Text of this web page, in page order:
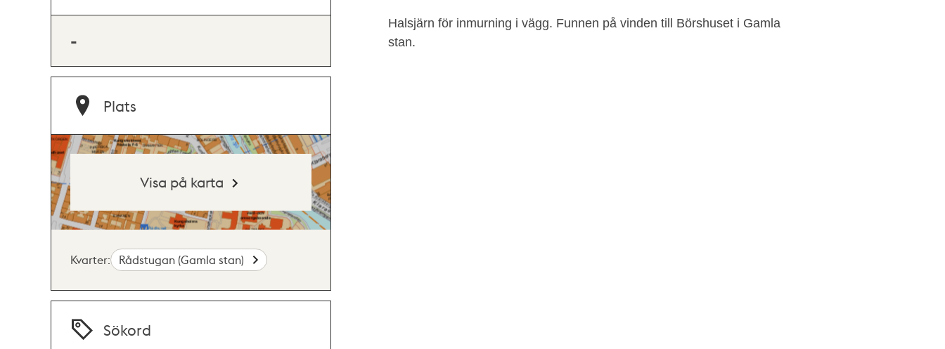
Halsjärn för inmurning i vägg. Funnen på vinden till Börshuset i Gamla
stan.
-
Plats
Visa på karta
Kvarter: Rådstugan (Gamla stan)
Sökord